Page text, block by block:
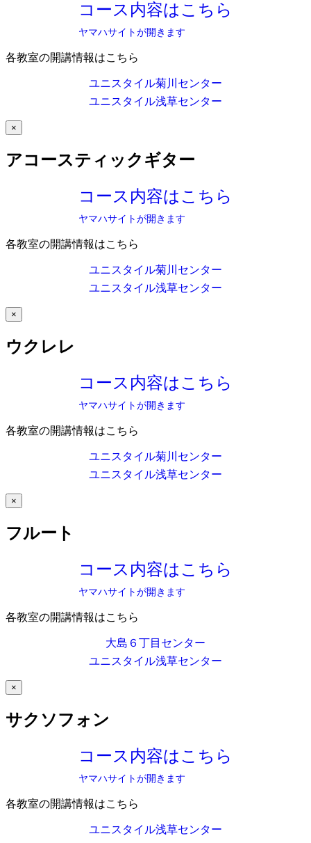
コース内容はこちら
ヤマハサイトが開きます
各教室の開講情報はこちら
ユニスタイル菊川センター
ユニスタイル浅草センター
×
アコースティックギター
コース内容はこちら
ヤマハサイトが開きます
各教室の開講情報はこちら
ユニスタイル菊川センター
ユニスタイル浅草センター
×
ウクレレ
コース内容はこちら
ヤマハサイトが開きます
各教室の開講情報はこちら
ユニスタイル菊川センター
ユニスタイル浅草センター
×
フルート
コース内容はこちら
ヤマハサイトが開きます
各教室の開講情報はこちら
大島６丁目センター
ユニスタイル浅草センター
×
サクソフォン
コース内容はこちら
ヤマハサイトが開きます
各教室の開講情報はこちら
ユニスタイル浅草センター